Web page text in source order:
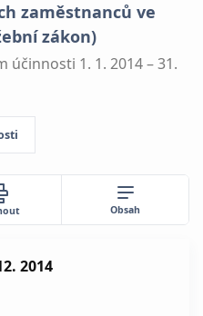
zaměstnanců ve
zákon)
účinnosti 1. 1. 2014 – 31.
Obsah
2014